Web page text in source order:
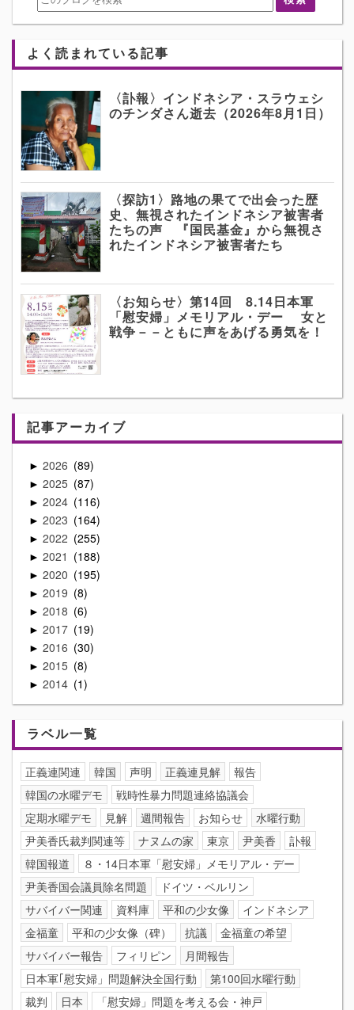
よく読まれている記事
〈訃報〉インドネシア・スラウェシ
のチンダさん逝去（2026年8月1日）
〈探訪1〉路地の果てで出会った歴
史、無視されたインドネシア被害者
たちの声 『国民基金』から無視さ
れたインドネシア被害者たち
〈お知らせ〉第14回 8.14日本軍
「慰安婦」メモリアル・デー 女と
戦争－－ともに声をあげる勇気を！
記事アーカイブ
► 2026 89
► 2025 87
► 2024 116
► 2023 164
► 2022 255
► 2021 188
► 2020 195
► 2019 8
► 2018 6
► 2017 19
► 2016 30
► 2015 8
► 2014 1
ラベル一覧
正義連関連 韓国 声明 正義連見解
報告
韓国の水曜デモ
戦時性暴力問題連絡協議会
定期水曜デモ
見解 週間報告 お知らせ
水曜行動
尹美香氏裁判関連等
ナヌムの家 東京 尹美香
訃報
韓国報道
８・14日本軍「慰安婦」メモリアル・デー
尹美香国会議員除名問題
ドイツ・ベルリン
サバイバー関連
資料庫 平和の少女像
インドネシア
金福童
平和の少女像（碑） 抗議
金福童の希望
サバイバー報告
フィリピン
月間報告
日本軍｢慰安婦」問題解決全国行動
第100回水曜行動
裁判
日本
「慰安婦」問題を考える会・神戸